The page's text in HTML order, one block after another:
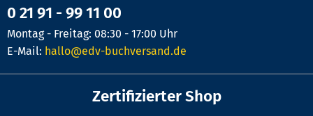
0 21 91 - 99 11 00
Montag - Freitag: 08:30 - 17:00 Uhr
E-Mail: hallo@edv-buchversand.de
Zertifizierter Shop